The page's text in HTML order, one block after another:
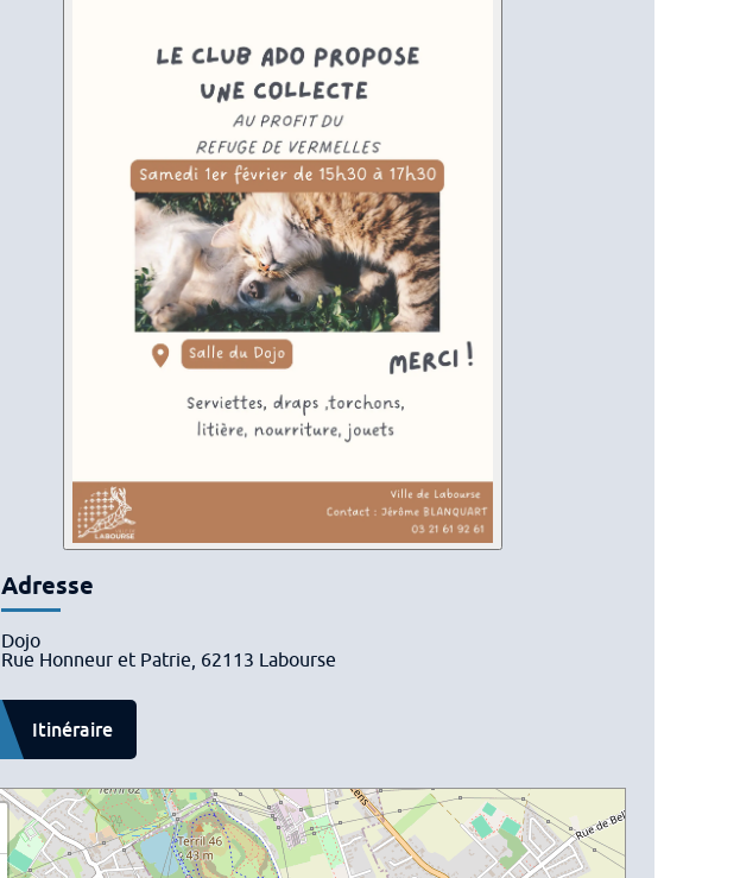
Adresse
Dojo
Rue Honneur et Patrie, 62113 Labourse
Itinéraire